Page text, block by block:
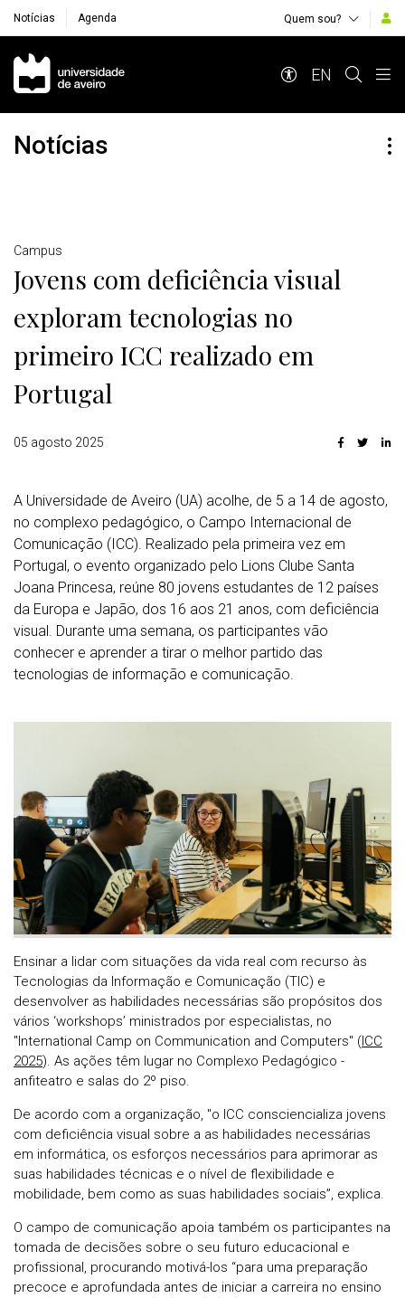
Notícias Agenda Quem sou?
Navegação Principal
EN
Notícias
Detalhes
Campus
Jovens com deficiência visual
exploram tecnologias no
primeiro ICC realizado em
Portugal
05 agosto 2025
A Universidade de Aveiro (UA) acolhe, de 5 a 14 de agosto,
no complexo pedagógico, o Campo Internacional de
Comunicação (ICC). Realizado pela primeira vez em
Portugal, o evento organizado pelo Lions Clube Santa
Joana Princesa, reúne 80 jovens estudantes de 12 países
da Europa e Japão, dos 16 aos 21 anos, com deficiência
visual. Durante uma semana, os participantes vão
conhecer e aprender a tirar o melhor partido das
tecnologias de informação e comunicação.
Ensinar a lidar com situações da vida real com recurso às
Tecnologias da Informação e Comunicação (TIC) e
desenvolver as habilidades necessárias são propósitos dos
vários ‘workshops’ ministrados por especialistas, no
"International Camp on Communication and Computers" (ICC
2025). As ações têm lugar no Complexo Pedagógico -
anfiteatro e salas do 2º piso.
De acordo com a organização, "o ICC consciencializa jovens
com deficiência visual sobre a as habilidades necessárias
em informática, os esforços necessários para aprimorar as
suas habilidades técnicas e o nível de flexibilidade e
mobilidade, bem como as suas habilidades sociais”, explica.
O campo de comunicação apoia também os participantes na
tomada de decisões sobre o seu futuro educacional e
profissional, procurando motivá-los “para uma preparação
precoce e aprofundada antes de iniciar a carreira no ensino